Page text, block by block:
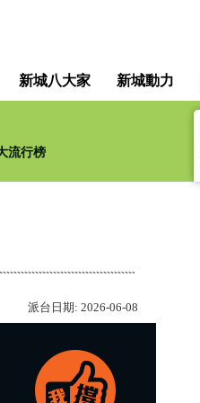
新城八大家 新城動力
流行榜
派台日期: 2026-06-08